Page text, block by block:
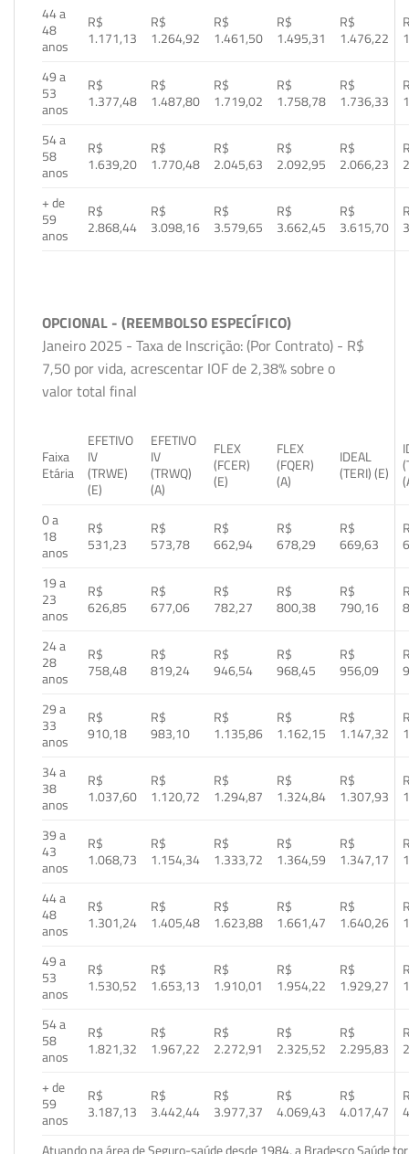
44 a
48
anos
R$
1.171,13
R$
1.264,92
R$
1.461,50
R$
1.495,31
R$
1.476,22
49 a
53
anos
R$
1.377,48
R$
1.487,80
R$
1.719,02
R$
1.758,78
R$
1.736,33
54 a
58
anos
R$
1.639,20
R$
1.770,48
R$
2.045,63
R$
2.092,95
R$
2.066,23
+ de
59
anos
R$
2.868,44
R$
3.098,16
R$
3.579,65
R$
3.662,45
R$
3.615,70
OPCIONAL - (REEMBOLSO ESPECÍFICO)
Janeiro 2025 - Taxa de Inscrição: (Por Contrato) - R$
7,50 por vida, acrescentar IOF de 2,38% sobre o
valor total final
Faixa
Etária
EFETIVO
IV
(TRWE)
(E)
EFETIVO
IV
(TRWQ)
(A)
FLEX
(FCER)
(E)
FLEX
(FQER)
(A)
IDEAL
(TERI) (E)
0 a
18
anos
R$
531,23
R$
573,78
R$
662,94
R$
678,29
R$
669,63
19 a
23
anos
R$
626,85
R$
677,06
R$
782,27
R$
800,38
R$
790,16
24 a
28
anos
R$
758,48
R$
819,24
R$
946,54
R$
968,45
R$
956,09
29 a
33
anos
R$
910,18
R$
983,10
R$
1.135,86
R$
1.162,15
R$
1.147,32
34 a
38
anos
R$
1.037,60
R$
1.120,72
R$
1.294,87
R$
1.324,84
R$
1.307,93
39 a
43
anos
R$
1.068,73
R$
1.154,34
R$
1.333,72
R$
1.364,59
R$
1.347,17
44 a
48
anos
R$
1.301,24
R$
1.405,48
R$
1.623,88
R$
1.661,47
R$
1.640,26
49 a
53
anos
R$
1.530,52
R$
1.653,13
R$
1.910,01
R$
1.954,22
R$
1.929,27
54 a
58
anos
R$
1.821,32
R$
1.967,22
R$
2.272,91
R$
2.325,52
R$
2.295,83
+ de
59
anos
R$
3.187,13
R$
3.442,44
R$
3.977,37
R$
4.069,43
R$
4.017,47